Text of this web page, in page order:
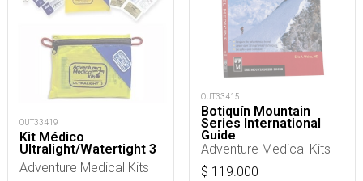
OUT33419
Kit Médico
Ultralight/Watertight 3
Adventure Medical Kits
OUT33415
Botiquín Mountain
Series International
Guide
Adventure Medical Kits
$ 119.000